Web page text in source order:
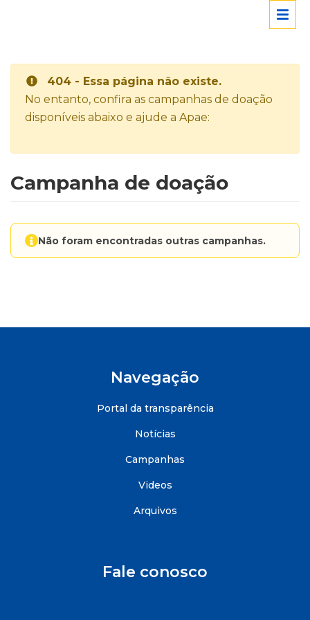
404 - Essa página não existe.
No entanto, confira as campanhas de doação
disponíveis abaixo e ajude a Apae:
Campanha de doação
Não foram encontradas outras campanhas.
Navegação
Portal da transparência
Notícias
Campanhas
Videos
Arquivos
Fale conosco